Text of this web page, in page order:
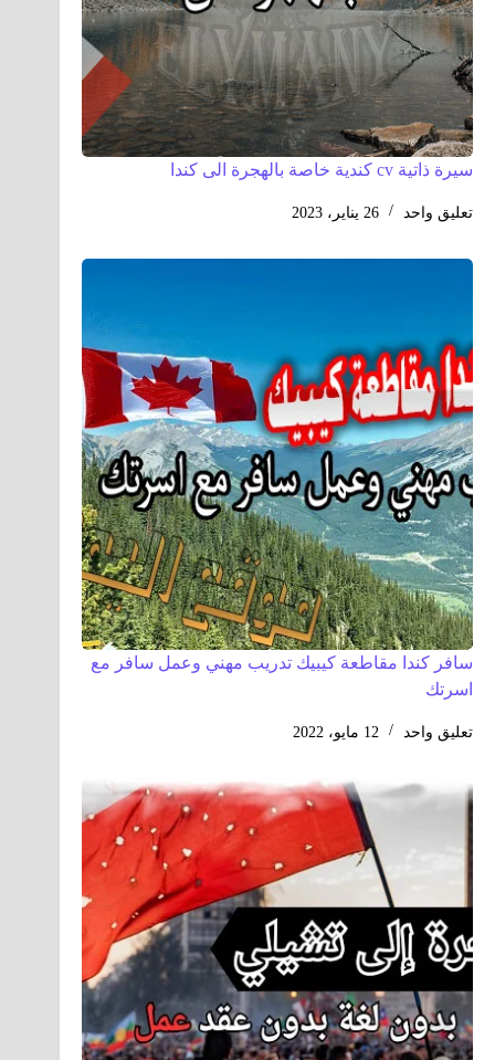
سيرة ذاتية cv كندية خاصة بالهجرة الى كندا
تعليق واحد 26 يناير، 2023
سافر كندا مقاطعة كيبيك تدريب مهني وعمل سافر مع
اسرتك
تعليق واحد 12 مايو، 2022